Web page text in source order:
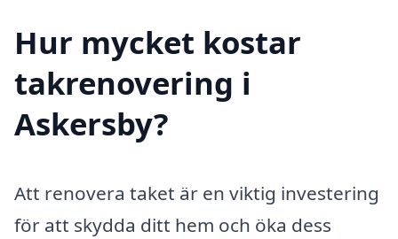
Hur mycket kostar
takrenovering i
Askersby?
Att renovera taket är en viktig investering
för att skydda ditt hem och öka dess